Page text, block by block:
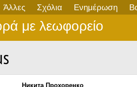
Άλλες Σχόλια Ενημέρωση
με λεωφορείο
Никита Прохоренко